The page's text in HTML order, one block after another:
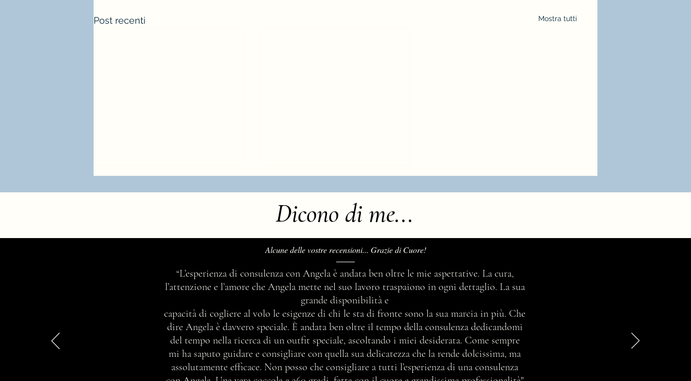
Post recenti Mostra tutti
di immagine professionista?
Armocromia: cos'è e come
funziona
Dicono di me...
Alcune delle vostre recensioni... Grazie di Cuore!
“L’esperienza di consulenza con Angela è andata ben oltre le mie aspettative. La cura,
l’attenzione e l’amore che Angela mette nel suo lavoro traspaiono in ogni dettaglio. La sua
grande disponibilità e
capacità di cogliere al volo le esigenze di chi le sta di fronte sono la sua marcia in più. Che
dire Angela è davvero speciale. È andata ben oltre il tempo della consulenza dedicandomi
del tempo nella ricerca di un outfit speciale, ascoltando i miei desiderata. Come sempre
mi ha saputo guidare e consigliare con quella sua delicatezza che la rende dolcissima, ma
assolutamente efficace. Non posso che consigliare a tutti l’esperienza di una consulenza